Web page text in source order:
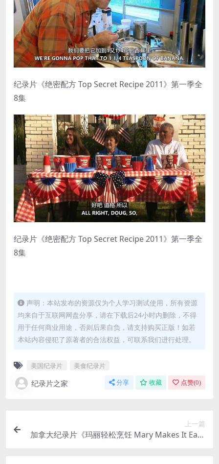
纪录片《绝密配方 Top Secret Recipe 2011》第一季全
8集
纪录片《绝密配方 Top Secret Recipe 2011》第一季全
8集
声明：本站发布的资源仅为个人学习测试使用，所有资源
均来自于互联网网盘分享，请在下载后24小时内删除，不得
用于任何商业用途，否则后果自负，请支持购买正版！如若
本站内容侵犯了原著者的合法权益，可联系我们进行处理。
美国纪录片 美食纪录片
纪录片之家 分享 收藏 点赞(0)
上一篇
加拿大纪录片《玛丽轻松烹饪 Mary Makes It Easy